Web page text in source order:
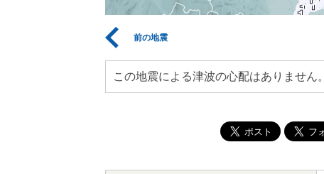
前の地震
この地震による津波の心配はありません。